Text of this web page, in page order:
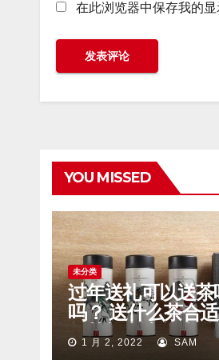
在此浏览器中保存我的
YOU MISSED
未分类
过年送礼可以送茶
吗？ 送什么茶合
年茶礼应该怎么送
1 月 2, 2022 SAM